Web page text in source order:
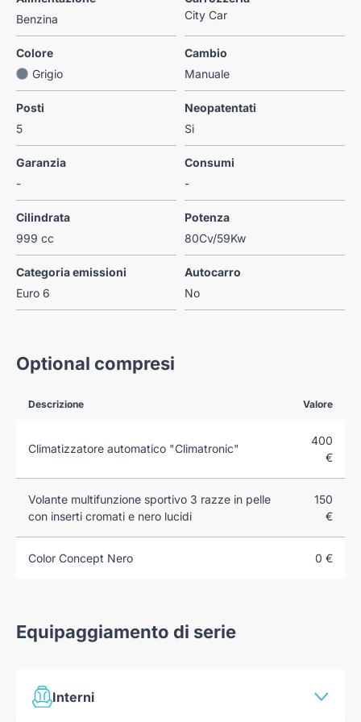
Benzina
City Car
Colore
Grigio
Cambio
Manuale
Posti
5
Neopatentati
Si
Garanzia
-
Consumi
-
Cilindrata
999 cc
Potenza
80Cv/59Kw
Categoria emissioni
Euro 6
Autocarro
No
Optional compresi
Descrizione Valore
Climatizzatore automatico "Climatronic"
400
€
Volante multifunzione sportivo 3 razze in pelle
con inserti cromati e nero lucidi
150
€
Color Concept Nero 0 €
Equipaggiamento di serie
Interni